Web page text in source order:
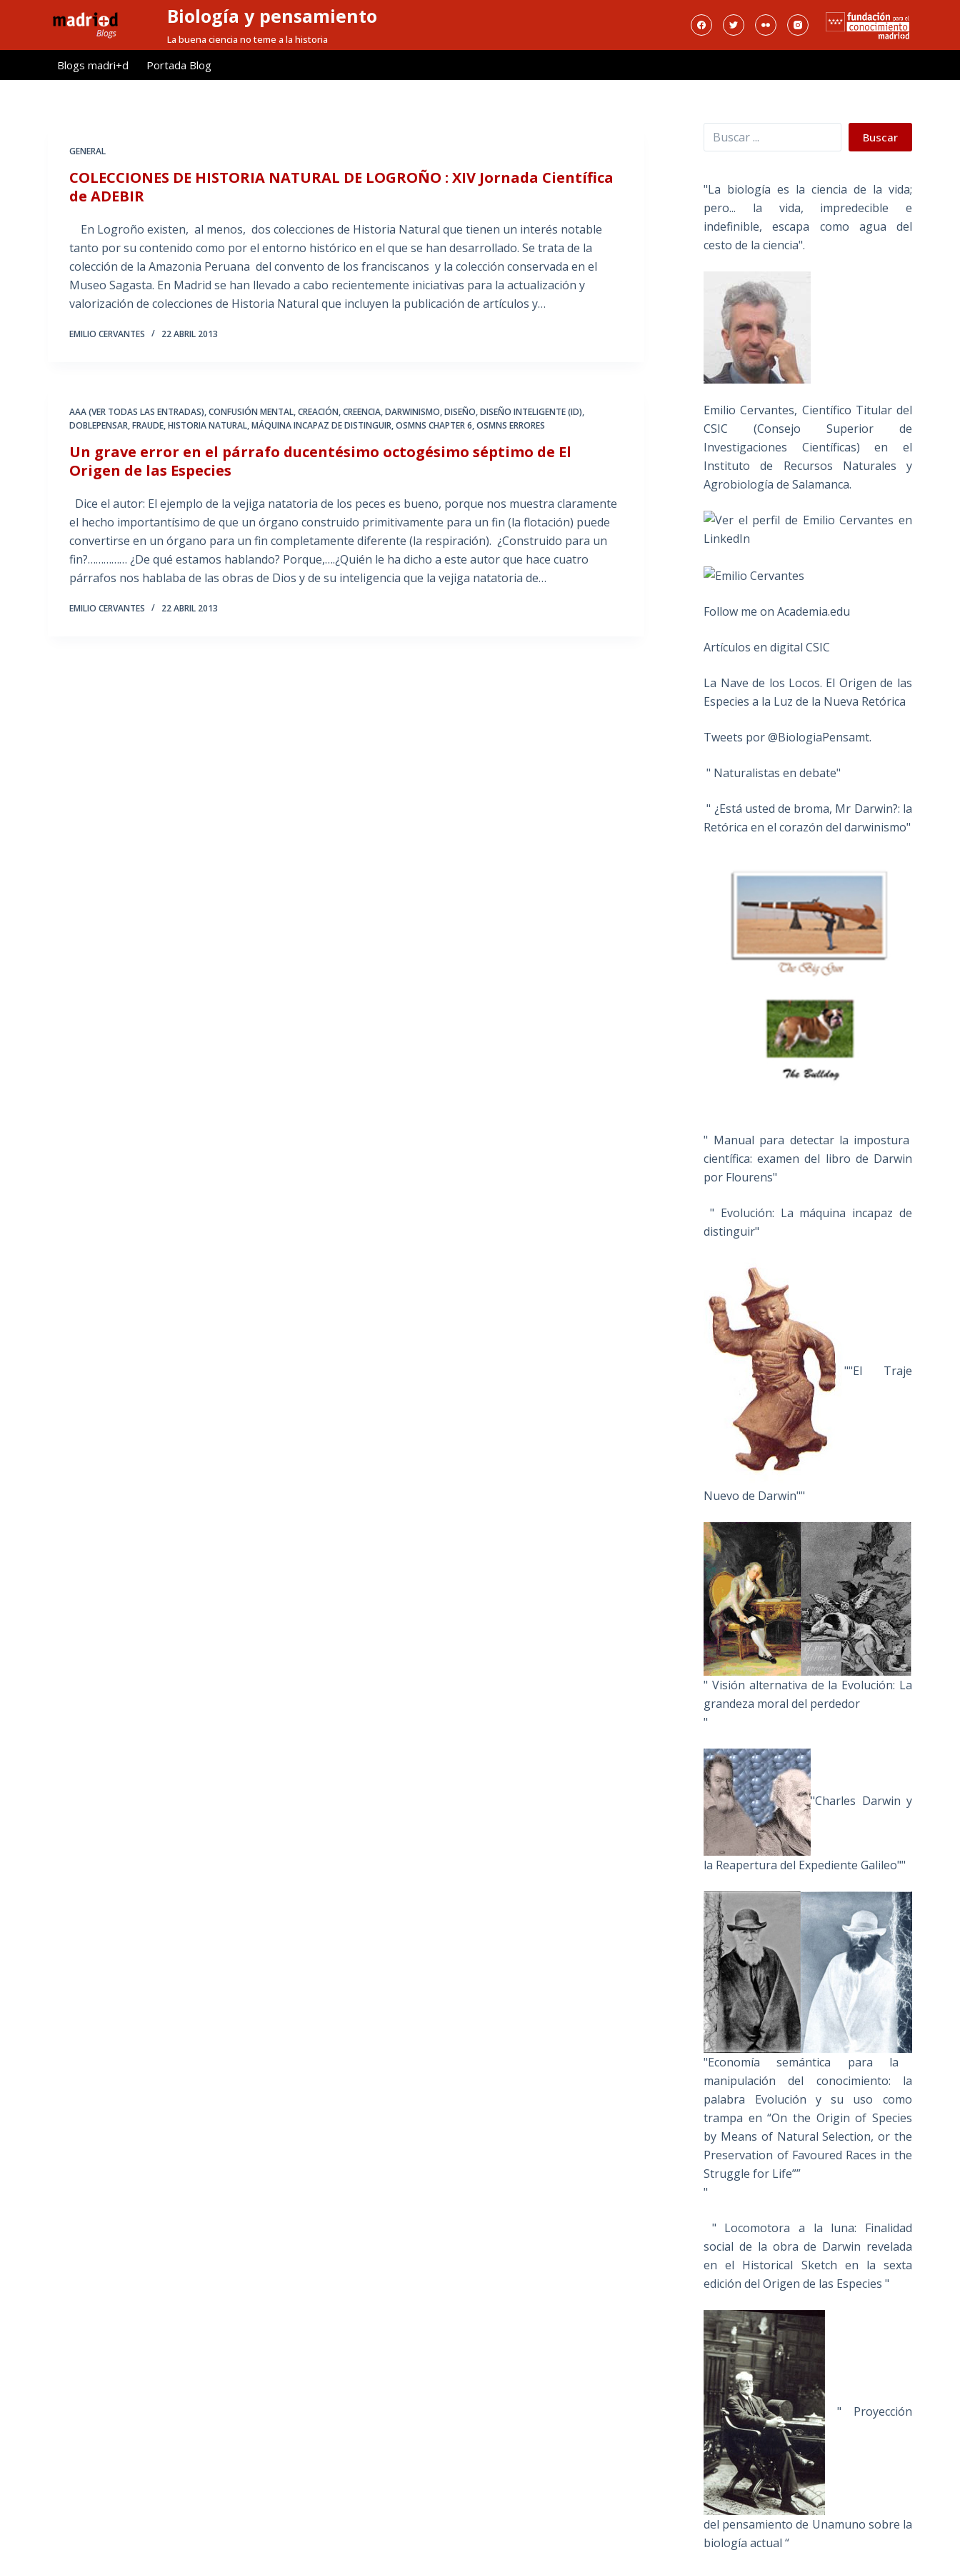
l
Biología y pensamiento
La buena ciencia no teme a la historia
Blogs madri+d Portada Blog
GENERAL
COLECCIONES DE HISTORIA NATURAL DE LOGROÑO : XIV Jornada Científica
de ADEBIR
En Logroño existen, al menos, dos colecciones de Historia Natural que tienen un interés notable
tanto por su contenido como por el entorno histórico en el que se han desarrollado. Se trata de la
colección de la Amazonia Peruana del convento de los franciscanos y la colección conservada en el
Museo Sagasta. En Madrid se han llevado a cabo recientemente iniciativas para la actualización y
valorización de colecciones de Historia Natural que incluyen la publicación de artículos y…
EMILIO CERVANTES 22 ABRIL 2013
AAA (VER TODAS LAS ENTRADAS),CONFUSIÓN MENTAL,CREACIÓN,CREENCIA,DARWINISMO,DISEÑO,DISEÑO INTELIGENTE (ID),
DOBLEPENSAR,FRAUDE,HISTORIA NATURAL,MÁQUINA INCAPAZ DE DISTINGUIR,OSMNS CHAPTER 6,OSMNS ERRORES
Un grave error en el párrafo ducentésimo octogésimo séptimo de El
Origen de las Especies
Dice el autor: El ejemplo de la vejiga natatoria de los peces es bueno, porque nos muestra claramente
el hecho importantísimo de que un órgano construido primitivamente para un fin (la flotación) puede
convertirse en un órgano para un fin completamente diferente (la respiración). ¿Construido para un
fin?…………… ¿De qué estamos hablando? Porque,….¿Quién le ha dicho a este autor que hace cuatro
párrafos nos hablaba de las obras de Dios y de su inteligencia que la vejiga natatoria de…
EMILIO CERVANTES 22 ABRIL 2013
Buscar Buscar
"La biología es la ciencia de la vida;
pero... la vida, impredecible e
indefinible, escapa como agua del
cesto de la ciencia".
Emilio Cervantes, Científico Titular del
CSIC (Consejo Superior de
Investigaciones Científicas) en el
Instituto de Recursos Naturales y
Agrobiología de Salamanca.
Follow me on Academia.edu
Artículos en digital CSIC
La Nave de los Locos. El Origen de las
Especies a la Luz de la Nueva Retórica
Tweets por @BiologiaPensamt.
" Naturalistas en debate"
" ¿Está usted de broma, Mr Darwin?: la
Retórica en el corazón del darwinismo"
" Manual para detectar la impostura
científica: examen del libro de Darwin
por Flourens"
" Evolución: La máquina incapaz de
distinguir"
""El Traje
Nuevo de Darwin""
" Visión alternativa de la Evolución: La
grandeza moral del perdedor
"
"Charles Darwin y
la Reapertura del Expediente Galileo""
"Economía semántica para la
manipulación del conocimiento: la
palabra Evolución y su uso como
trampa en “On the Origin of Species
by Means of Natural Selection, or the
Preservation of Favoured Races in the
Struggle for Life””
"
" Locomotora a la luna: Finalidad
social de la obra de Darwin revelada
en el Historical Sketch en la sexta
edición del Origen de las Especies "
" Proyección
del pensamiento de Unamuno sobre la
biología actual “